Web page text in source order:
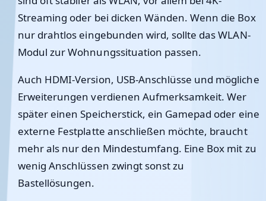
Streaming oder bei dicken Wänden. Wenn die Box
nur drahtlos eingebunden wird, sollte das WLAN-
Modul zur Wohnungssituation passen.
Auch HDMI-Version, USB-Anschlüsse und mögliche
Erweiterungen verdienen Aufmerksamkeit. Wer
später einen Speicherstick, ein Gamepad oder eine
externe Festplatte anschließen möchte, braucht
mehr als nur den Mindestumfang. Eine Box mit zu
wenig Anschlüssen zwingt sonst zu
Bastellösungen.